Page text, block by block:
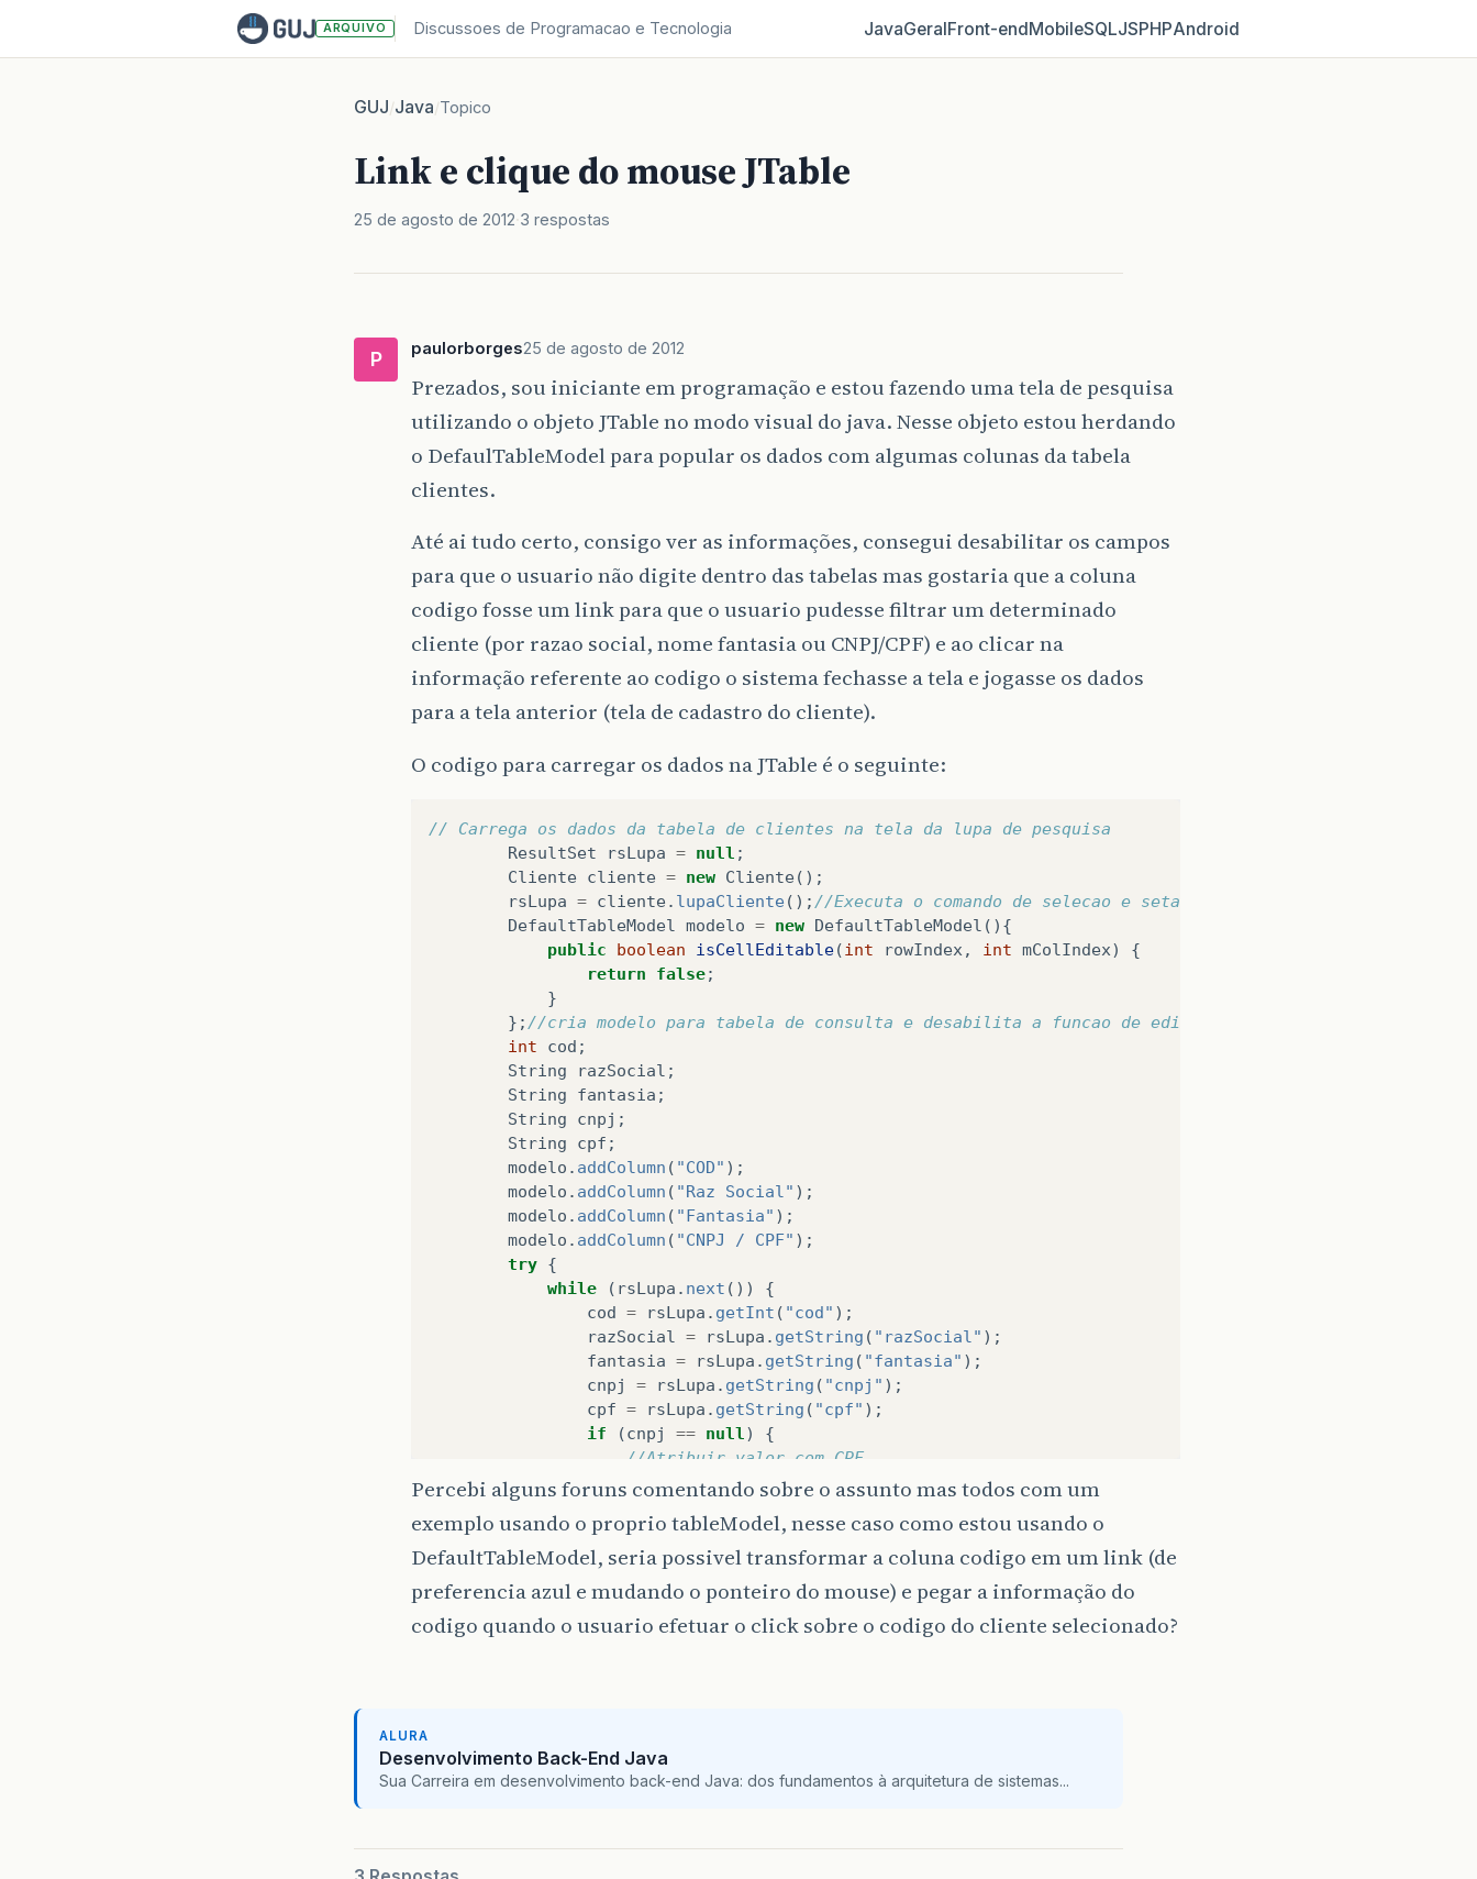
ARQUIVO Discussoes de Programacao e Tecnologia JavaGeralFront‑endMobileSQLJSPHPAndroid
GUJ/Java/Topico
Link e clique do mouse JTable
25 de agosto de 2012 3 respostas
P paulorborges25 de agosto de 2012
Prezados, sou iniciante em programação e estou fazendo uma tela de pesquisa
utilizando o objeto JTable no modo visual do java. Nesse objeto estou herdando
o DefaulTableModel para popular os dados com algumas colunas da tabela
clientes.
Até ai tudo certo, consigo ver as informações, consegui desabilitar os campos
para que o usuario não digite dentro das tabelas mas gostaria que a coluna
codigo fosse um link para que o usuario pudesse filtrar um determinado
cliente (por razao social, nome fantasia ou CNPJ/CPF) e ao clicar na
informação referente ao codigo o sistema fechasse a tela e jogasse os dados
para a tela anterior (tela de cadastro do cliente).
O codigo para carregar os dados na JTable é o seguinte:
// Carrega os dados da tabela de clientes na tela da lupa de pesquisa
ResultSet
rsLupa = null ;
Cliente cliente = new Cliente();
rsLupa = cliente. lupaCliente(); //Executa o comando de selecao e seta as informações da pesquisa
DefaultTableModel
modelo = new DefaultTableModel (){
public
boolean isCellEditable(int rowIndex , int mColIndex)
{
return
false;
}
}; //cria modelo para tabela de consulta e desabilita a funcao de edicao das celulas
int
cod ;
String
razSocial ;
String
fantasia ;
String
cnpj ;
String
cpf ;
modelo . addColumn ( "COD" );
modelo . addColumn ( "Raz Social" );
modelo . addColumn ( "Fantasia" );
modelo . addColumn ( "CNPJ / CPF" );
try {
while
( rsLupa . next ())
{
cod = rsLupa . getInt ( "cod" );
razSocial
= rsLupa . getString ( "razSocial" );
fantasia = rsLupa . getString ( "fantasia" );
cnpj
= rsLupa . getString ( "cnpj" );
cpf = rsLupa . getString ( "cpf" );
if
(cnpj == null )
{
//Atribuir valor com CPF
addRow new [] cod razSocial fantasia
//Atribuir valor com CNPJ
modelo.addRow(new Object[] {cod, razSocial , fantasia, cnpj
}
System.out. println( modelo);
Percebi alguns foruns comentando sobre o assunto mas todos com um
exemplo usando o proprio tableModel, nesse caso como estou usando o
DefaultTableModel, seria possivel transformar a coluna codigo em um link (de
preferencia azul e mudando o ponteiro do mouse) e pegar a informação do
codigo quando o usuario efetuar o click sobre o codigo do cliente selecionado?
ALURA
Desenvolvimento Back-End Java
Sua Carreira em desenvolvimento back-end Java: dos fundamentos à arquitetura de sistemas...